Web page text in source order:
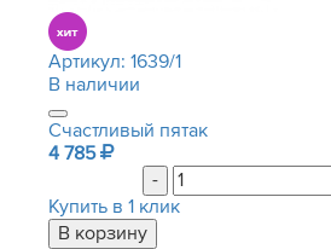
Артикул: 1639/1
В наличии
Счастливый пятак
4 785
-
Купить в 1 клик